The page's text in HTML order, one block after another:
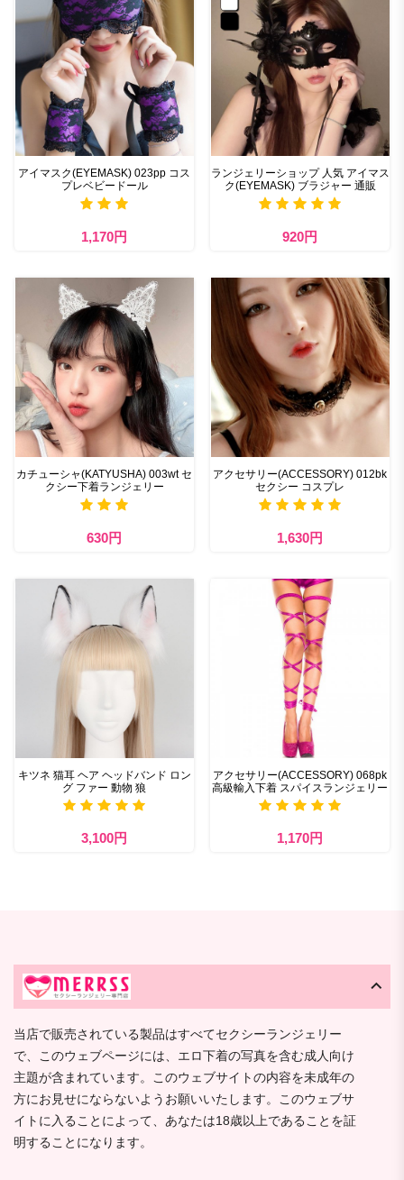
アイマスク(EYEMASK) 023pp コス
プレベビードール
1,170円
ランジェリーショップ 人気 アイマス
ク(EYEMASK) ブラジャー 通販
920円
カチューシャ(KATYUSHA) 003wt セ
クシー下着ランジェリー
630円
アクセサリー(ACCESSORY) 012bk
セクシー コスプレ
1,630円
キツネ 猫耳 ヘア ヘッドバンド ロン
グ ファー 動物 狼
3,100円
アクセサリー(ACCESSORY) 068pk
高級輸入下着 スパイスランジェリー
1,170円
当店で販売されている製品はすべてセクシーランジェリー
で、このウェブページには、エロ下着の写真を含む成人向け
主題が含まれています。このウェブサイトの内容を未成年の
方にお見せにならないようお願いいたします。このウェブサ
イトに入ることによって、あなたは18歳以上であることを証
明することになります。